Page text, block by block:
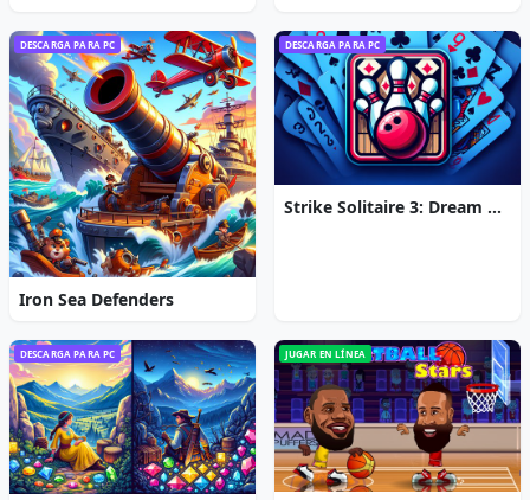
DESCARGA PARA PC
Iron Sea Defenders
DESCARGA PARA PC
Strike Solitaire 3: Dream Resort
DESCARGA PARA PC JUGAR EN LÍNEA